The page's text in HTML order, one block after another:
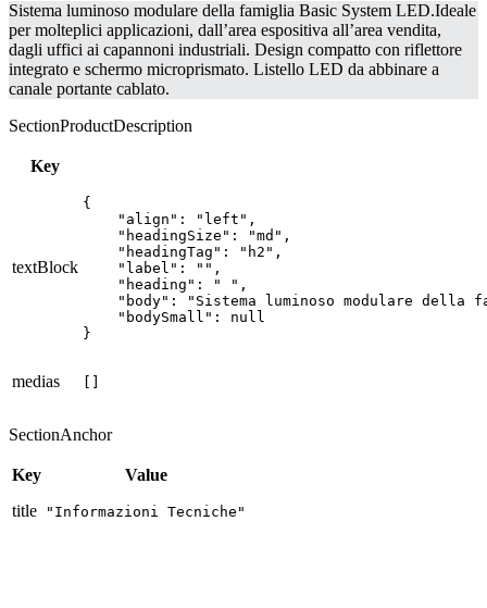
Sistema luminoso modulare della famiglia Basic System LED.Ideale
per molteplici applicazioni, dall’area espositiva all’area vendita,
dagli uffici ai capannoni industriali. Design compatto con riflettore
integrato e schermo microprismato. Listello LED da abbinare a
canale portante cablato.
SectionProductDescription
Key
textBlock
{
    "align": "left",
    "headingSize": "md",
    "headingTag": "h2",
    "label": "",
    "heading": " ",
"body": "Sistema luminoso modulare della
    "bodySmall": null
}
medias
SectionAnchor
Key
Value
title
"Informazioni Tecniche"